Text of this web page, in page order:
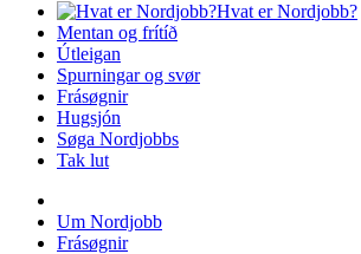
Hvat er Nordjobb?
Mentan og frítíð
Útleigan
Spurningar og svør
Frásøgnir
Hugsjón
Søga Nordjobbs
Tak lut
Um Nordjobb
Frásøgnir